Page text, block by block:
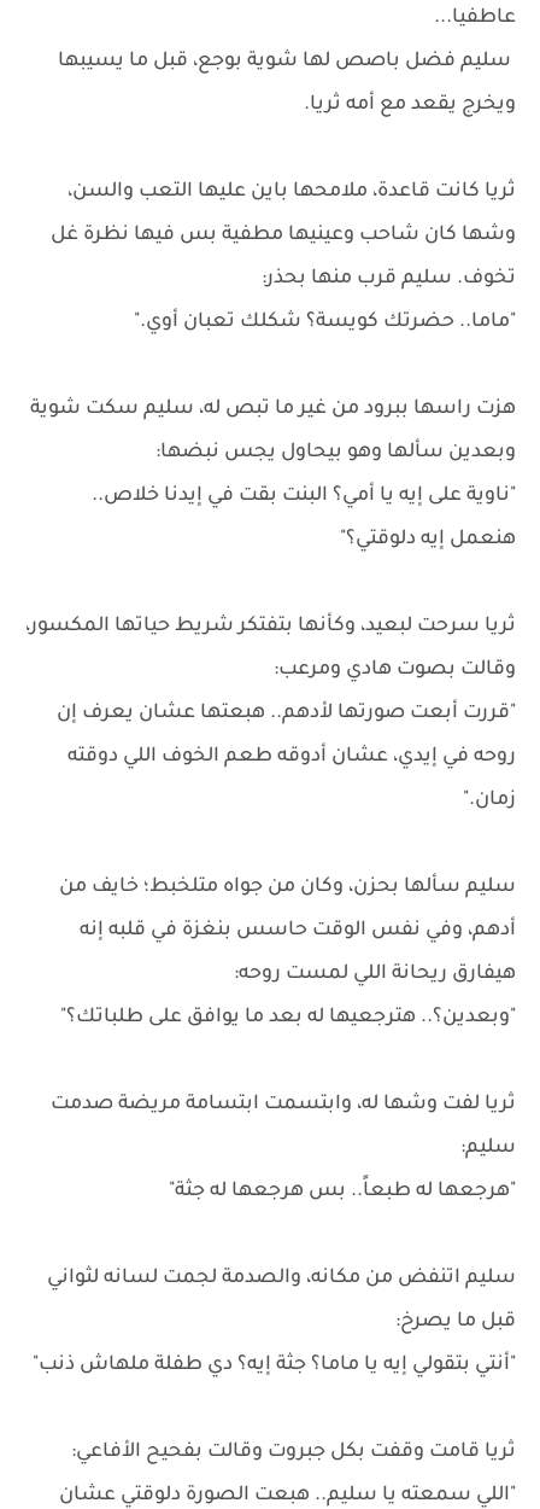
عاطفيا...
سليم فضل باصص لها شوية بوجع، قبل ما يسيبها
ويخرج يقعد مع أمه ثريا.
ثريا كانت قاعدة، ملامحها باين عليها التعب والسن،
وشها كان شاحب وعينيها مطفية بس فيها نظرة غل
تخوف. سليم قرب منها بحذر:
"ماما.. حضرتك كويسة؟ شكلك تعبان أوي."
هزت راسها ببرود من غير ما تبص له، سليم سكت شوية
وبعدين سألها وهو بيحاول يجس نبضها:
"ناوية على إيه يا أمي؟ البنت بقت في إيدنا خلاص..
هنعمل إيه دلوقتي؟"
ثريا سرحت لبعيد، وكأنها بتفتكر شريط حياتها المكسور،
وقالت بصوت هادي ومرعب:
"قررت أبعت صورتها لأدهم.. هبعتها عشان يعرف إن
روحه في إيدي، عشان أدوقه طعم الخوف اللي دوقته
زمان."
سليم سألها بحزن، وكان من جواه متلخبط؛ خايف من
أدهم، وفي نفس الوقت حاسس بنغزة في قلبه إنه
هيفارق ريحانة اللي لمست روحه:
"وبعدين؟.. هترجعيها له بعد ما يوافق على طلباتك؟"
ثريا لفت وشها له، وابتسمت ابتسامة مريضة صدمت
سليم:
"هرجعها له طبعاً.. بس هرجعها له جثة"
سليم اتنفض من مكانه، والصدمة لجمت لسانه لثواني
قبل ما يصرخ:
"أنتي بتقولي إيه يا ماما؟ جثة إيه؟ دي طفلة ملهاش ذنب"
ثريا قامت وقفت بكل جبروت وقالت بفحيح الأفاعي:
"اللي سمعته يا سليم.. هبعت الصورة دلوقتي عشان